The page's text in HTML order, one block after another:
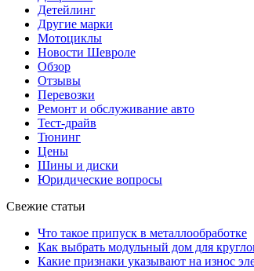
Детейлинг
Другие марки
Мотоциклы
Новости Шевроле
Обзор
Отзывы
Перевозки
Ремонт и обслуживание авто
Тест-драйв
Тюнинг
Цены
Шины и диски
Юридические вопросы
Свежие статьи
Что такое припуск в металлообработке
Как выбрать модульный дом для
Какие признаки указывают на износ